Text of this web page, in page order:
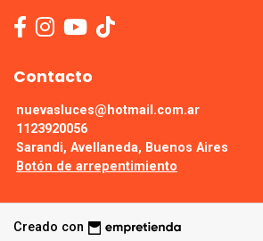
Contacto
nuevasluces@hotmail.com.ar
1123920056
Sarandi, Avellaneda, Buenos Aires
Botón de arrepentimiento
Creado con